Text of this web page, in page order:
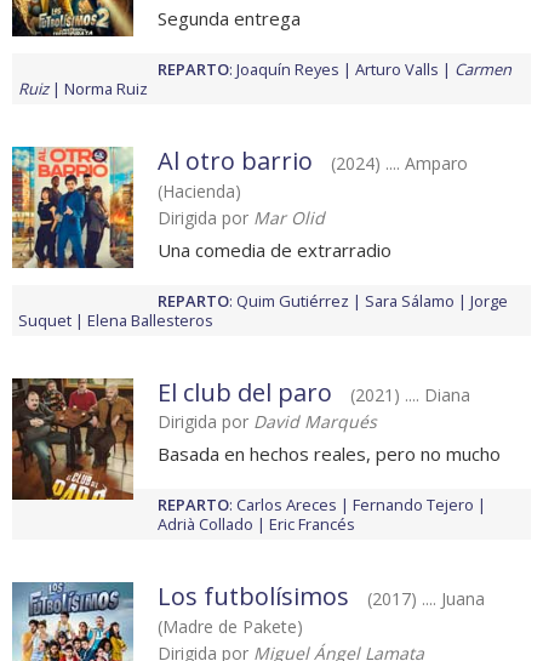
Segunda entrega
REPARTO: Joaquín Reyes Arturo Valls
Carmen
Ruiz
Norma Ruiz
Al otro barrio
(2024) .... Amparo
(Hacienda)
Dirigida por Mar Olid
Una comedia de extrarradio
REPARTO: Quim Gutiérrez Sara Sálamo
Jorge
Suquet
Elena Ballesteros
El club del paro
(2021) .... Diana
Dirigida por David Marqués
Basada en hechos reales, pero no mucho
REPARTO: Carlos Areces
Fernando Tejero
Adrià Collado
Eric Francés
Los futbolísimos
(2017) .... Juana
(Madre de Pakete)
Dirigida por Miguel Ángel Lamata